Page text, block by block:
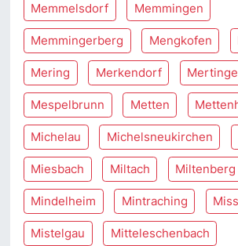
Memmelsdorf Memmingen
Memmingerberg Mengkofen
Mering Merkendorf
Mespelbrunn Metten
Michelau Michelsneukirchen
Miesbach Miltach Miltenberg
Mindelheim Mintraching
Mistelgau Mitteleschenbach